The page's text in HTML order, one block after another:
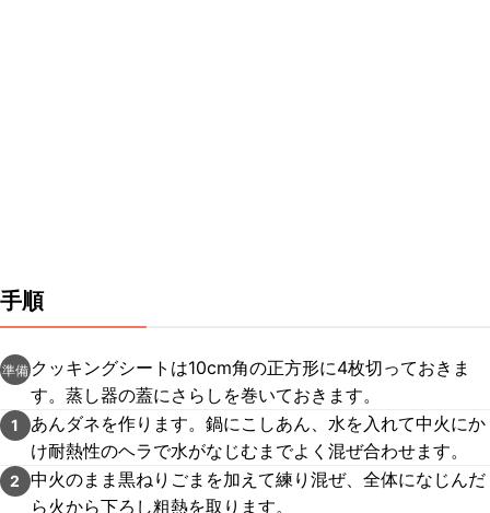
手順
準備 クッキングシートは10cm角の正方形に4枚切っておきま
す。蒸し器の蓋にさらしを巻いておきます。
1
あんダネを作ります。鍋にこしあん、水を入れて中火にか
け耐熱性のヘラで水がなじむまでよく混ぜ合わせます。
2
中火のまま黒ねりごまを加えて練り混ぜ、全体になじんだ
ら火から下ろし粗熱を取ります。